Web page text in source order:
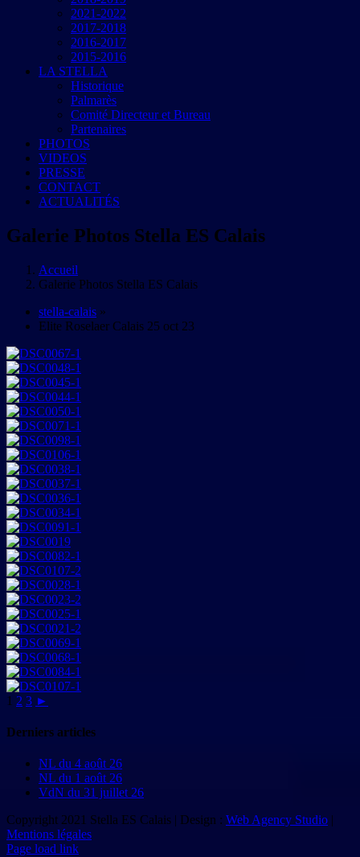
2021-2022
2017-2018
2016-2017
2015-2016
LA STELLA
Historique
Palmarès
Comité Directeur et Bureau
Partenaires
PHOTOS
VIDEOS
PRESSE
CONTACT
ACTUALITÉS
Galerie Photos Stella ES Calais
Accueil
Galerie Photos Stella ES Calais
stella-calais »
Elite Roselaer Calais 25 oct 23
1 2 3 ►
Derniers articles
NL du 4 août 26
NL du 1 août 26
VdN du 31 juillet 26
Copyright 2021 Stella ES Calais | Design : Web Agency Studio |
Mentions légales
Page load link